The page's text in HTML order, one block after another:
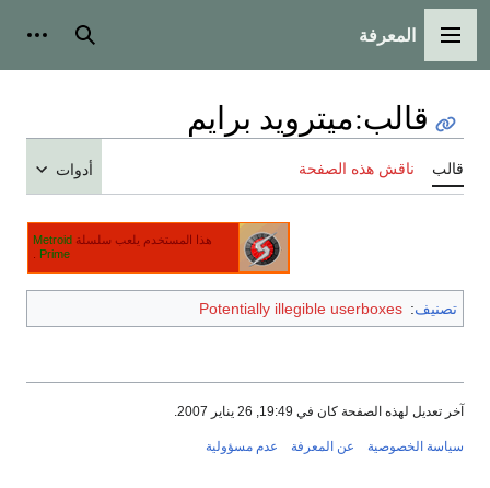
القائمة الرئيسية
المعرفة بحث
قالب:ميترويد برايم
قالب ناقش هذه الصفحة أدوات
هذا المستخدم يلعب سلسلة Metroid
Prime
تصنيف:
Potentially illegible userboxes
آخر تعديل لهذه الصفحة كان في 19:49, 26 يناير 2007.
سياسة الخصوصية عن المعرفة عدم مسؤولية